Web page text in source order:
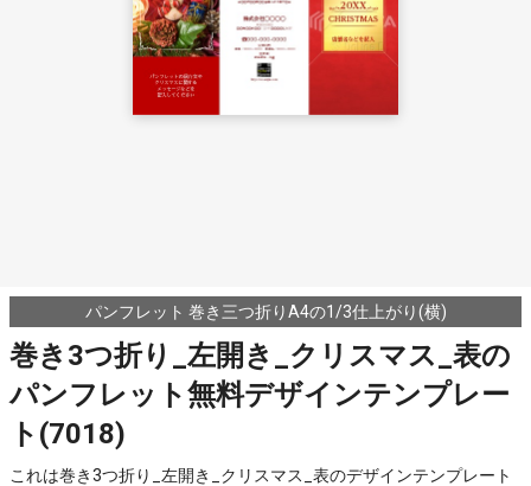
パンフレット 巻き三つ折りA4の1/3仕上がり(横)
巻き3つ折り_左開き_クリスマス_表の
パンフレット無料デザインテンプレー
ト(7018)
これは巻き3つ折り_左開き_クリスマス_表のデザインテンプレート